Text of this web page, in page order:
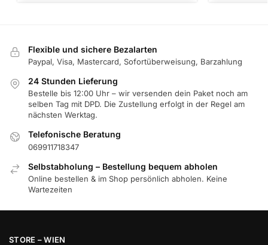
Flexible und sichere Bezalarten
Paypal, Visa, Mastercard, Sofortüberweisung, Barzahlung
24 Stunden Lieferung
Bestelle bis 12:00 Uhr – wir versenden dein Paket noch am
selben Tag mit DPD. Die Zustellung erfolgt in der Regel am
nächsten Werktag.
Telefonische Beratung
069911718347
Selbstabholung – Bestellung bequem abholen
Online bestellen & im Shop persönlich abholen. Keine
Wartezeiten
STORE – WIEN